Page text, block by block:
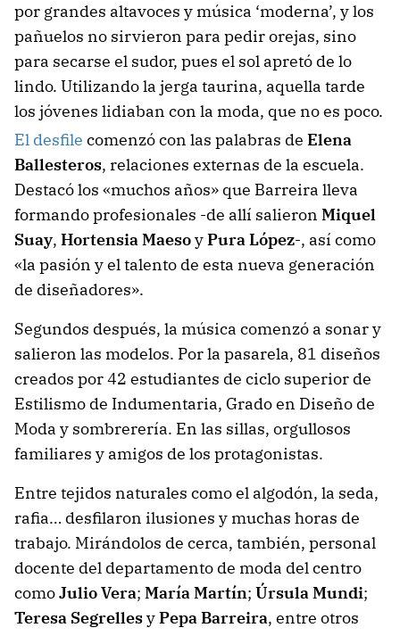
por grandes altavoces y música ‘moderna’, y los
pañuelos no sirvieron para pedir orejas, sino
para secarse el sudor, pues el sol apretó de lo
lindo. Utilizando la jerga taurina, aquella tarde
los jóvenes lidiaban con la moda, que no es poco.
El desfile comenzó con las palabras de Elena
Ballesteros, relaciones externas de la escuela.
Destacó los «muchos años» que Barreira lleva
formando profesionales -de allí salieron Miquel
Suay, Hortensia MaesoyPura López-, así como
«la pasión y el talento de esta nueva generación
de diseñadores».
Segundos después, la música comenzó a sonar y
salieron las modelos. Por la pasarela, 81 diseños
creados por 42 estudiantes de ciclo superior de
Estilismo de Indumentaria, Grado en Diseño de
Moda y sombrerería. En las sillas, orgullosos
familiares y amigos de los protagonistas.
Entre tejidos naturales como el algodón, la seda,
rafia… desfilaron ilusiones y muchas horas de
trabajo. Mirándolos de cerca, también, personal
docente del departamento de moda del centro
comoJulio Vera; María Martín; Úrsula Mundi;
Teresa SegrellesyPepa Barreira, entre otros